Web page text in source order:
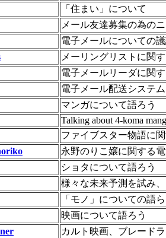
「住まい」について
メール友達募集の為の
電子メールについての
メーリングリストに関
電子メールリーダに関
電子メール配送システ
マンガについて語ろう
Talking about 4-koma
ファイブスター物語に
永野のりこ嬢に関する
ショタについて語ろう
様々な未来予測を試み
「モノ」についての語
映画について語ろう
カルト映画、ブレード